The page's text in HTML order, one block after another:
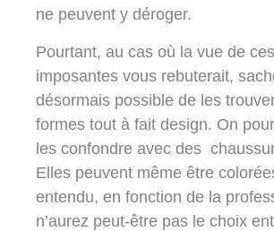
ne peuvent y déroger.
Pourtant, au cas où la vue de
imposantes vous rebuterait,
désormais possible de les
formes tout à fait design. On
les confondre avec des
Elles peuvent même être
entendu, en fonction de la
n’aurez peut-être pas le choix